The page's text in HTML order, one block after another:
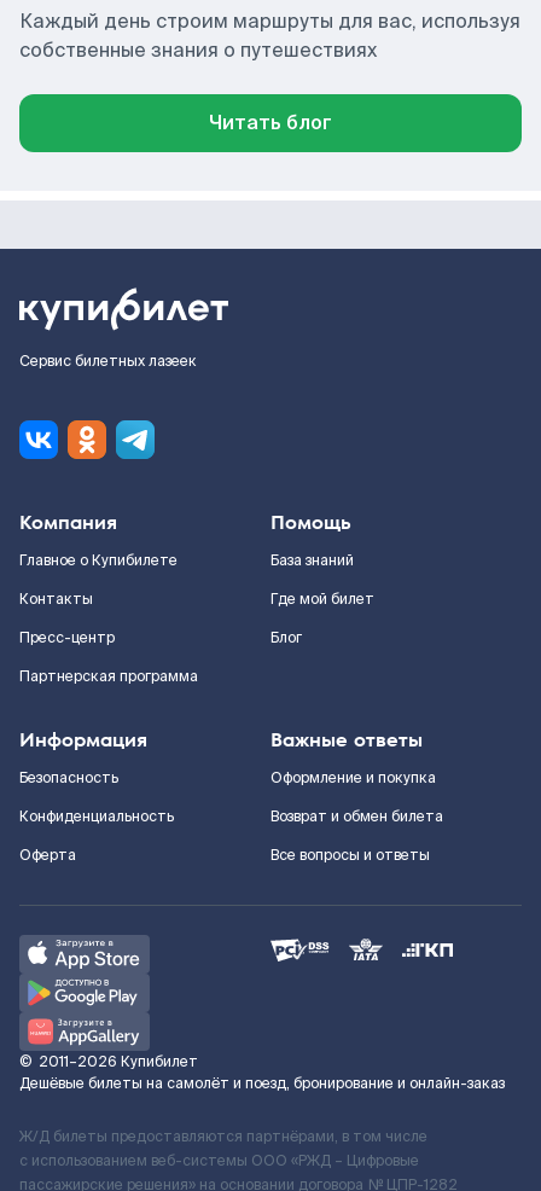
Каждый день строим маршруты для вас, используя
собственные знания о путешествиях
Читать блог
Сервис билетных лазеек
Компания
Главное о Купибилете
Контакты
Пресс-центр
Партнерская программа
Помощь
База знаний
Где мой билет
Блог
Информация
Безопасность
Конфиденциальность
Оферта
Важные ответы
Оформление и покупка
Возврат и обмен билета
Все вопросы и ответы
© 2011–2026 Купибилет
Дешёвые билеты на самолёт и поезд, бронирование и онлайн-заказ
Ж/Д билеты предоставляются партнёрами, в том числе
с использованием веб-системы ООО «РЖД – Цифровые
пассажирские решения» на основании договора № ЦПР-1282